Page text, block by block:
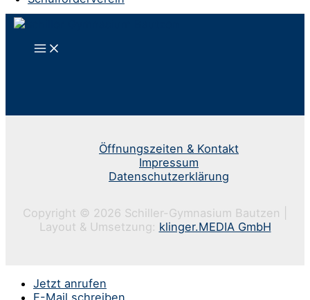
Öffnungszeiten & Kontakt
Impressum
Datenschutzerklärung
Copyright © 2026 Schiller-Gymnasium Bautzen |
Layout & Umsetzung: klinger.MEDIA GmbH
Jetzt anrufen